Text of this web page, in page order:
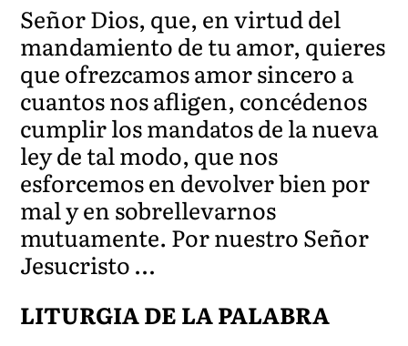
Señor Dios, que, en virtud del
mandamiento de tu amor, quieres
que ofrezcamos amor sincero a
cuantos nos afligen, concédenos
cumplir los mandatos de la nueva
ley de tal modo, que nos
esforcemos en devolver bien por
mal y en sobrellevarnos
mutuamente. Por nuestro Señor
Jesucristo …
LITURGIA DE LA PALABRA